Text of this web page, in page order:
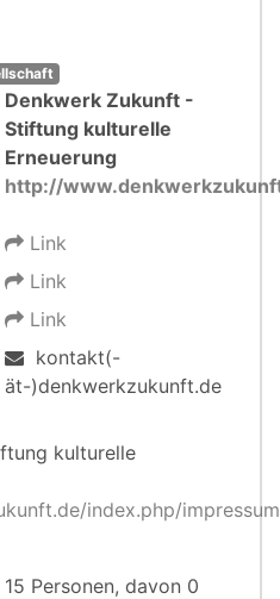
Denkwerk Zukunft -
Stiftung kulturelle
Erneuerung
http://
Link
Link
Link
kontakt(-
ät-)denkwerkzukunft.de
kulturelle
index.php/impressum
15 Personen, davon 0